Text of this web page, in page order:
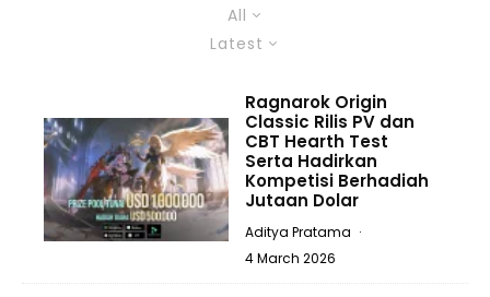
All
Latest
Ragnarok Origin
Classic Rilis PV dan
CBT Hearth Test
Serta Hadirkan
Kompetisi Berhadiah
Jutaan Dolar
Aditya Pratama ·
4 March 2026